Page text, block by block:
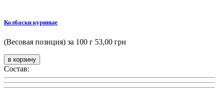
Колбаски куриные
(Весовая позиция) за 100 г 53,00 грн
Состав: